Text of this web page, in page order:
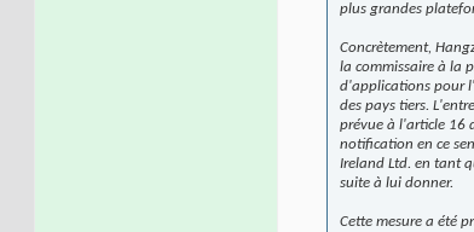
plus grandes
Concrètement,
la commissaire à la
d'applications pour
des pays tiers.
prévue à l'article 16
notification en ce
Ireland Ltd. en tant
suite à lui donner.
Cette mesure a été